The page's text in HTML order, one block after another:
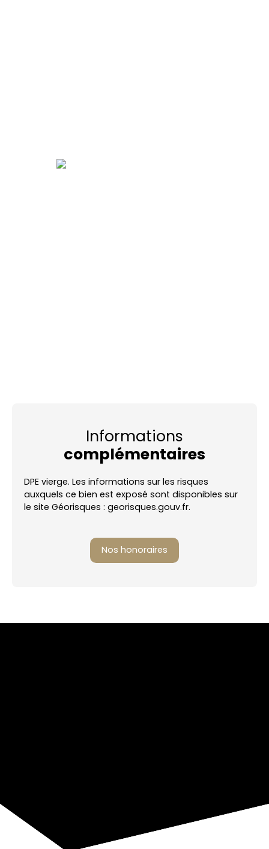
Informations
complémentaires
DPE vierge. Les informations sur les risques
auxquels ce bien est exposé sont disponibles sur
le site Géorisques : georisques.gouv.fr.
Nos honoraires